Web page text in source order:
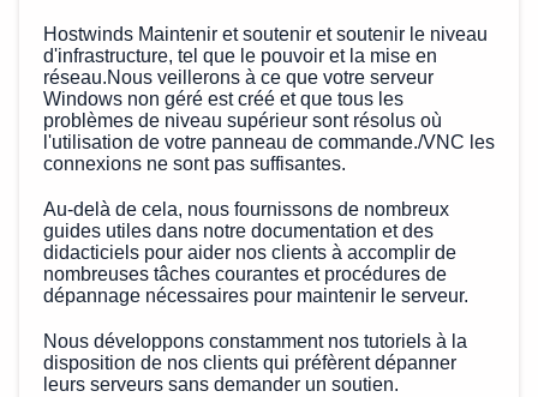
Hostwinds Maintenir et soutenir et soutenir le niveau
d'infrastructure, tel que le pouvoir et la mise en
réseau.Nous veillerons à ce que votre serveur
Windows non géré est créé et que tous les
problèmes de niveau supérieur sont résolus où
l'utilisation de votre panneau de commande./VNC les
connexions ne sont pas suffisantes.
Au-delà de cela, nous fournissons de nombreux
guides utiles dans notre documentation et des
didacticiels pour aider nos clients à accomplir de
nombreuses tâches courantes et procédures de
dépannage nécessaires pour maintenir le serveur.
Nous développons constamment nos tutoriels à la
disposition de nos clients qui préfèrent dépanner
leurs serveurs sans demander un soutien.